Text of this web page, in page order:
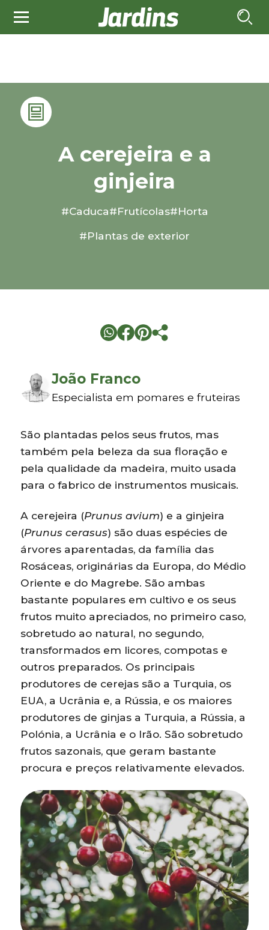
A cerejeira e a
ginjeira
#Caduca#Frutícolas#Horta
#Plantas de exterior
João Franco
Especialista em pomares e fruteiras
São plantadas pelos seus frutos, mas
também pela beleza da sua floração e
pela qualidade da madeira, muito usada
para o fabrico de instrumentos musicais.
A cerejeira (Prunus avium) e a ginjeira
(Prunus cerasus) são duas espécies de
árvores aparentadas, da família das
Rosáceas, originárias da Europa, do Médio
Oriente e do Magrebe. São ambas
bastante populares em cultivo e os seus
frutos muito apreciados, no primeiro caso,
sobretudo ao natural, no segundo,
transformados em licores, compotas e
outros preparados. Os principais
produtores de cerejas são a Turquia, os
EUA, a Ucrânia e, a Rússia, e os maiores
produtores de ginjas a Turquia, a Rússia, a
Polónia, a Ucrânia e o Irão. São sobretudo
frutos sazonais, que geram bastante
procura e preços relativamente elevados.